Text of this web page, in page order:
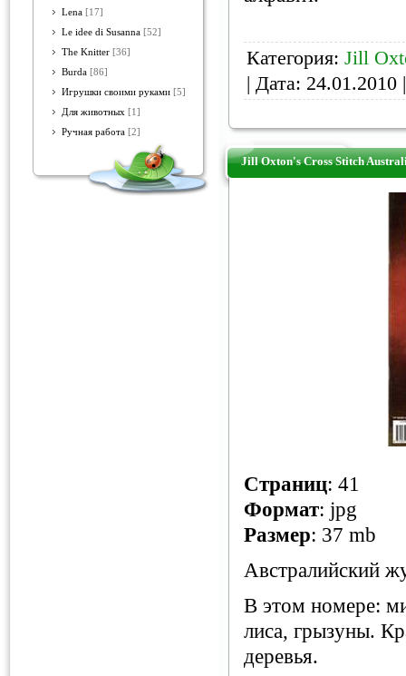
Lena [17]
Le idee di Susanna [52]
The Knitter [36]
Burda [86]
Игрушки своими руками [5]
Для животных [1]
Ручная работа [2]
Категория: Jill
| Дата: 24.01.2010
Jill Oxton's Cross Stitch
Страниц: 41
Формат: jpg
Размер: 37 mb
Австралийский
В этом номере:
лиса, грызуны.
деревья.